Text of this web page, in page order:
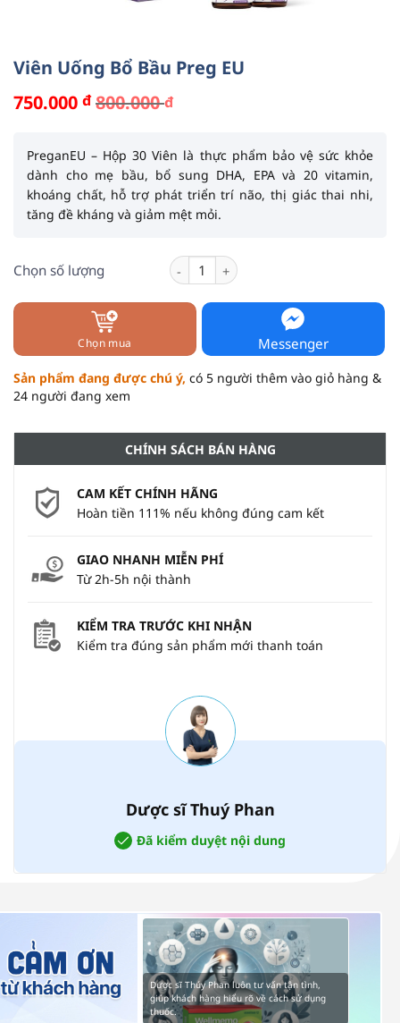
Viên Uống Bổ Bầu Preg EU
800.000đ
Giá
800.000 đ.
750.000 đ
Giá
là:
750.000 đ.
PreganEU – Hộp 30 Viên là thực phẩm bảo vệ sức khỏe
dành cho mẹ bầu, bổ sung DHA, EPAvà 20 vitamin,
khoáng chất, hỗ trợ phát triển trí não, thị giác thai nhi,
tăng đề kháng và giảm mệt mỏi.
Chọn số lượng Viên Uống Bổ Bầu Preg EU số lượng
Chọn mua Messenger
Sản phẩm đang được chú ý, có 5 người thêm vào giỏ hàng &
24 người đang xem
CHÍNH SÁCH BÁN HÀNG
CAM KẾT CHÍNH HÃNG
Hoàn tiền 111% nếu không đúng cam kết
GIAO NHANH MIỄN PHÍ
Từ 2h-5h nội thành
KIỂM TRA TRƯỚC KHI NHẬN
Kiểm tra đúng sản phẩm mới thanh toán
Dược sĩ Thuý Phan
Đã kiểm duyệt nội dung
Dược sĩ Thúy Phan luôn tư vấn tận tình,
giúp khách hàng hiểu rõ về cách sử dụng
thuốc.